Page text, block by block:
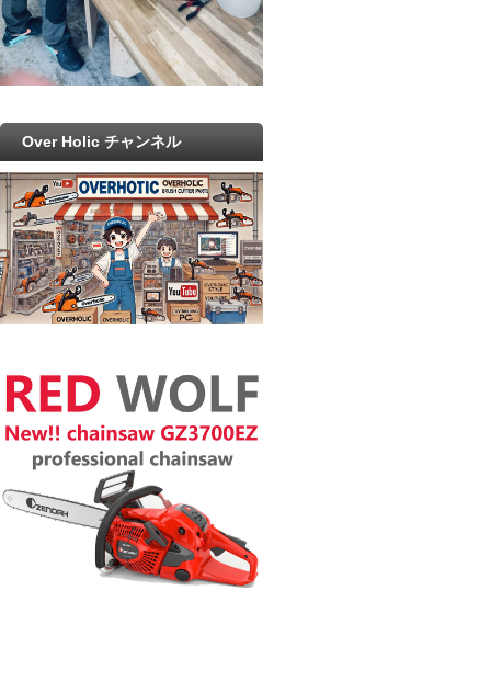
Over Holic チャンネル